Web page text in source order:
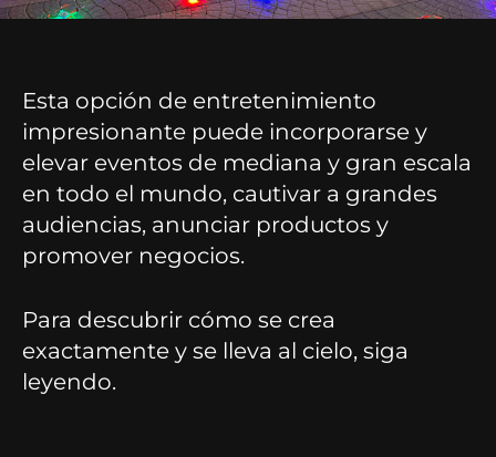
Esta opción de entretenimiento
impresionante puede incorporarse y
elevar eventos de mediana y gran escala
en todo el mundo, cautivar a grandes
audiencias, anunciar productos y
promover negocios.
Para descubrir cómo se crea
exactamente y se lleva al cielo, siga
leyendo.